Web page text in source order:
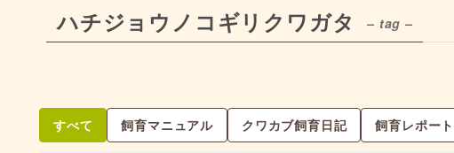
ハチジョウノコギリクワガタ – tag –
すべて 飼育マニュアル クワカブ飼育日記 飼育レポー